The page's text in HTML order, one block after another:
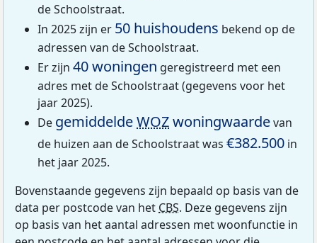
de Schoolstraat.
In 2025 zijn er 50 huishoudens bekend op de
adressen van de Schoolstraat.
Er zijn 40 woningen geregistreerd met een
adres met de Schoolstraat (gegevens voor het
jaar 2025).
De gemiddeldeWOZwoningwaardevan
de huizen aan de Schoolstraat was €382.500 in
het jaar 2025.
Bovenstaande gegevens zijn bepaald op basis van de
data per postcode van het CBS. Deze gegevens zijn
op basis van het aantal adressen met woonfunctie in